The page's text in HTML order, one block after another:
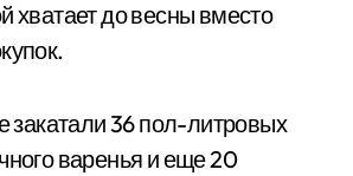
хватает до весны вместо
закатали 36 пол-литровых
варенья и еще 20